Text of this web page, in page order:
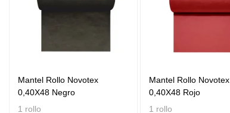
Mantel Rollo Novotex
0,40X48 Negro
1 rollo
Mantel Rollo Novotex
0,40X48 Rojo
1 rollo